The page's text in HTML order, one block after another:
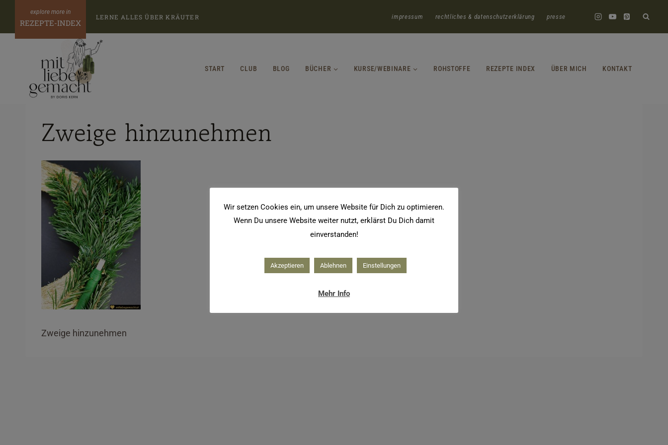
Inhalt
springen
REZEPTE-INDEX
LERNE ALLES ÜBER KRÄUTER impressum rechtliches & datenschutzerklärung presse
START CLUB BLOG BÜCHER KURSE/WEBINARE ROHSTOFFE REZEPTE INDEX ÜBER MICH KONTAKT
Zweige hinzunehmen
Zweige hinzunehmen
Wir setzen Cookies ein, um unsere Website für Dich zu optimieren.
Wenn Du unsere Website weiter nutzt, erklärst Du Dich damit
einverstanden!
Akzeptieren Ablehnen Einstellungen
Mehr Info